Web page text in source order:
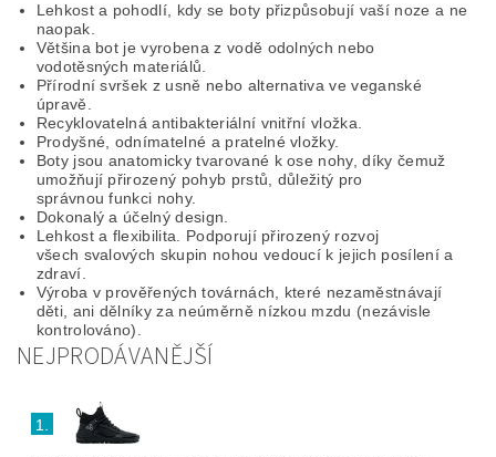
Lehkost a pohodlí, kdy se boty přizpůsobují vaší noze a ne
naopak.
Většina bot je vyrobena z vodě odolných nebo
vodotěsných materiálů.
Přírodní svršek z usně nebo alternativa ve veganské
úpravě.
Recyklovatelná antibakteriální vnitřní vložka.
Prodyšné, odnímatelné a pratelné vložky.
Boty jsou anatomicky tvarované k ose nohy, díky čemuž
umožňují přirozený pohyb prstů, důležitý pro
správnou funkci nohy.
Dokonalý a účelný design.
Lehkost a flexibilita. Podporují přirozený rozvoj
všech svalových skupin nohou vedoucí k jejich posílení a
zdraví.
Výroba v prověřených továrnách, které nezaměstnávají
děti, ani dělníky za neúměrně nízkou mzdu (nezávisle
kontrolováno).
NEJPRODÁVANĚJŠÍ
1.